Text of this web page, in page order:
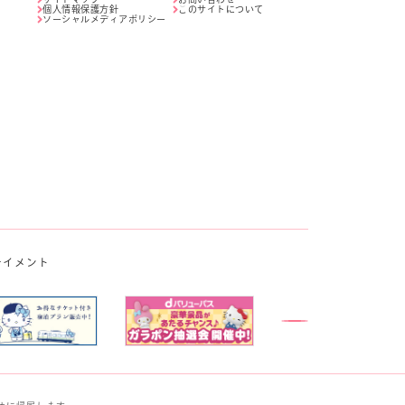
個人情報保護方針
このサイトについて
ソーシャルメディアポリシー
メント